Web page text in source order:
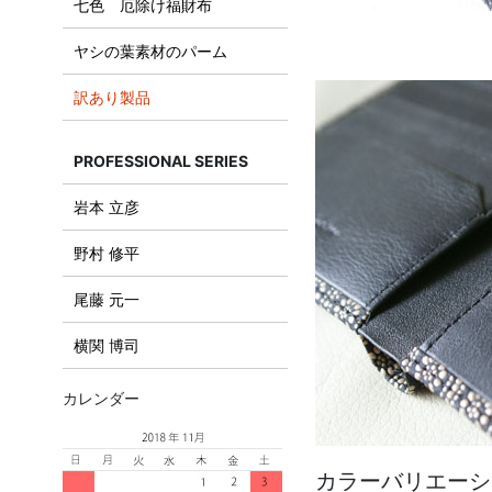
七色 厄除け福財布
ヤシの葉素材のパーム
訳あり製品
PROFESSIONAL SERIES
岩本 立彦
野村 修平
尾藤 元一
横関 博司
カレンダー
カラーバリエー